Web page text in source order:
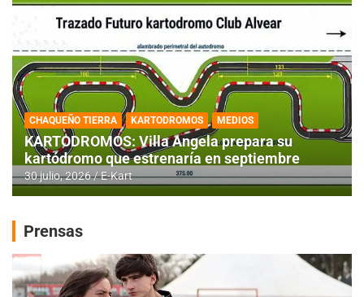
CHAQUEÑO TIERRA KARTODROMOS MEDIOS
KARTODROMOS: Villa Angela prepara su
kartódromo que estrenaría en septiembre
30 julio, 2026 E-Kart
Prensas